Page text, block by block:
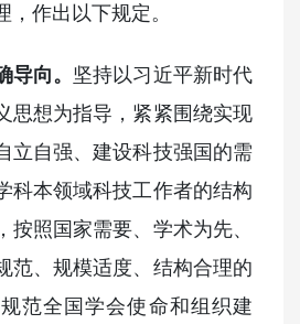
作出以下规定。
导向。 坚持以习近平新时代
思想为指导，紧紧围绕实现
立自强、建设科技强国的需
科本领域科技工作者的结构
按照国家需要、学术为先、
范、规模适度、结构合理的
范全国学会使命和组织建